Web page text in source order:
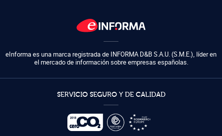
eInforma es una marca registrada de INFORMA D&B S.A.U. (S.M.E.), líder en
el mercado de información sobre empresas españolas.
SERVICIO SEGURO Y DE CALIDAD